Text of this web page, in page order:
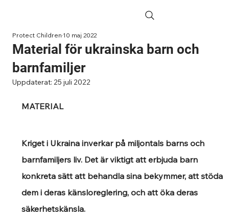
Material för ukrainska barn och
barnfamiljer
Protect Children10 maj 2022
Uppdaterat:25 juli 2022
MATERIAL
Kriget i Ukraina inverkar på miljontals barns och
barnfamiljers liv. Det är viktigt att erbjuda barn
konkreta sätt att behandla sina bekymmer, att stöda
dem i deras känsloreglering, och att öka deras
säkerhetskänsla.